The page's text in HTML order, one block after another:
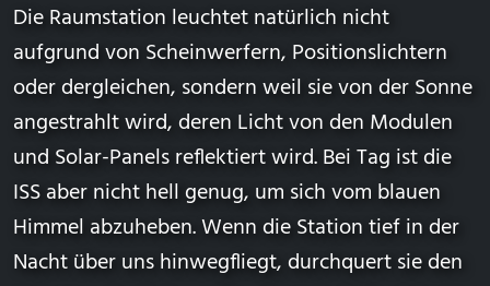
Die Raumstation leuchtet natürlich nicht
aufgrund von Scheinwerfern, Positionslichtern
oder dergleichen, sondern weil sie von der Sonne
angestrahlt wird, deren Licht von den Modulen
und Solar-Panels reflektiert wird. Bei Tag ist die
ISS aber nicht hell genug, um sich vom blauen
Himmel abzuheben. Wenn die Station tief in der
Nacht über uns hinwegfliegt, durchquert sie den